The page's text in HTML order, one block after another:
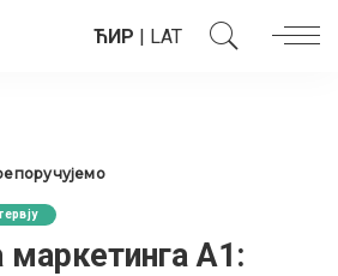
ЋИР | LAT
А1: